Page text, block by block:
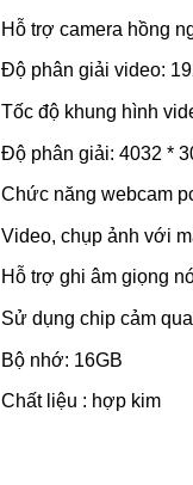
Hỗ trợ camera hồng
Độ phân giải video:
Tốc độ khung hình
Độ phân giải: 4032 *
Chức năng webcam
Video, chụp ảnh với
Hỗ trợ ghi âm giọng
Sử dụng chip cảm
Bộ nhớ: 16GB
Chất liệu : hợp kim